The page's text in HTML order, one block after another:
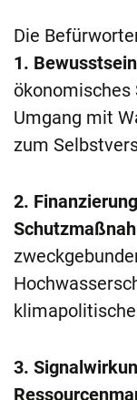
Die
1.
ökonomisches
Umgang mit
zum
2.
3.